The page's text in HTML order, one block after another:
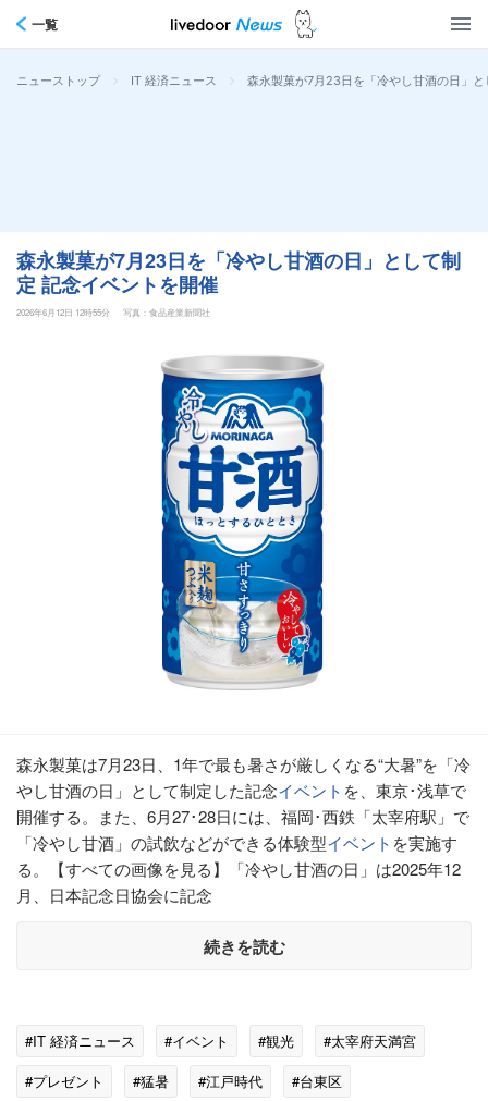
一覧
ニューストップ > IT 経済ニュース > 森永製菓が7月23日を「冷やし甘酒の日」
森永製菓が7月23日を「冷やし甘酒の日」として制
定 記念イベントを開催
2026年6月12日 12時55分 写真：食品産業新聞社
森永製菓は7月23日、1年で最も暑さが厳しくなる“大暑”を「冷
やし甘酒の日」として制定した記念イベント を、東京･浅草で
開催する。また、6月27･28日には、福岡･西鉄「太宰府駅」で
「冷やし甘酒」の試飲などができる体験型イベント を実施す
る。【すべての画像を見る】「冷やし甘酒の日」は2025年12
月、日本記念日協会に記念
続きを読む
#IT 経済ニュース #イベント #観光
#太宰府天満宮
#プレゼント
#猛暑 #江戸時代 #台東区